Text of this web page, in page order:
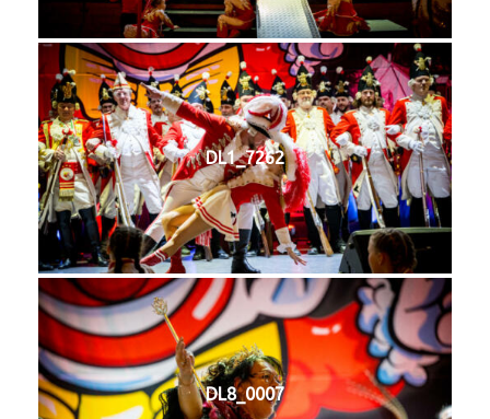
DL1_7262
DL8_0007